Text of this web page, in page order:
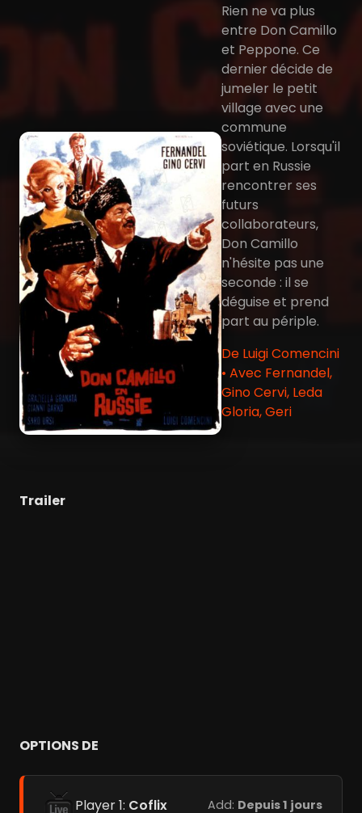
Rien ne va plus
entre Don Camillo
et Peppone. Ce
dernier décide de
jumeler le petit
village avec une
commune
soviétique. Lorsqu'il
part en Russie
rencontrer ses
futurs
collaborateurs,
Don Camillo
n'hésite pas une
seconde : il se
déguise et prend
part au périple.
De Luigi Comencini
• Avec Fernandel,
Gino Cervi, Leda
Gloria, Geri
Trailer
OPTIONS DE
Player 1: Coflix Add: Depuis 1 jours